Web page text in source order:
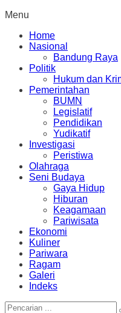
Menu
Home
Nasional
Bandung Raya
Politik
Hukum dan
Pemerintahan
BUMN
Legislatif
Pendidikan
Yudikatif
Investigasi
Peristiwa
Olahraga
Seni Budaya
Gaya Hidup
Hiburan
Keagamaan
Pariwisata
Ekonomi
Kuliner
Pariwara
Ragam
Galeri
Indeks